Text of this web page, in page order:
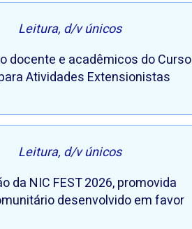
Leitura, d/v únicos
docente e acadêmicos do Curso
Atividades Extensionistas
Leitura, d/v únicos
da NIC FEST 2026, promovida
desenvolvido em favor